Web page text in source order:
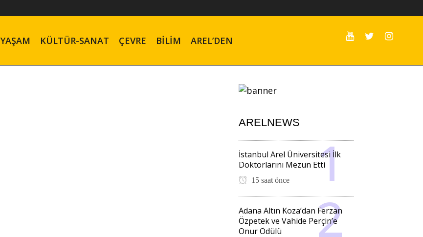
YAŞAM KÜLTÜR-SANAT ÇEVRE BILIM AREL’DEN
ARELNEWS
İstanbul Arel Üniversitesi İlk
Doktorlarını Mezun Etti
15 saat önce
Adana Altın Koza’dan Ferzan
Özpetek ve Vahide Perçin’e
Onur Ödülü